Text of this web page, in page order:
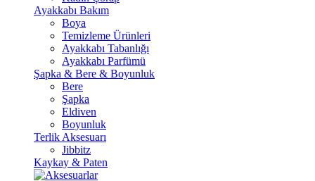
Ayakkabı Bakım
Boya
Temizleme Ürünleri
Ayakkabı Tabanlığı
Ayakkabı Parfümü
Şapka & Bere & Boyunluk
Bere
Şapka
Eldiven
Boyunluk
Terlik Aksesuarı
Jibbitz
Kaykay & Paten